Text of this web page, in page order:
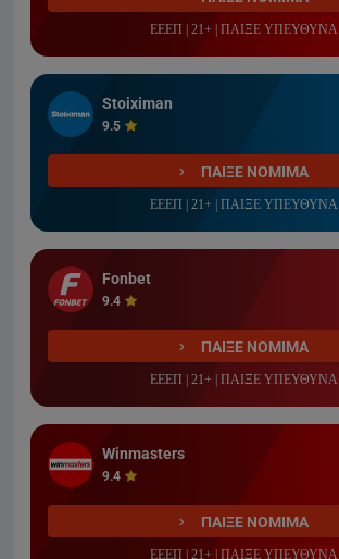
ΕΕΕΠ | 21+ | ΠΑΙΞΕ ΥΠΕΥΘΥΝΑ
Stoiximan
9.5
ΠΑΙΞΕ ΝΟΜΙΜΑ
ΕΕΕΠ | 21+ | ΠΑΙΞΕ ΥΠΕΥΘΥΝΑ
Fonbet
9.4
ΠΑΙΞΕ ΝΟΜΙΜΑ
ΕΕΕΠ | 21+ | ΠΑΙΞΕ ΥΠΕΥΘΥΝΑ
Winmasters
9.4
ΠΑΙΞΕ ΝΟΜΙΜΑ
ΕΕΕΠ | 21+ | ΠΑΙΞΕ ΥΠΕΥΘΥΝΑ